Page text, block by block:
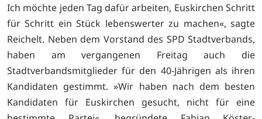
Ich möchte jeden Tag dafür arbeiten, Euskirchen Schritt
für Schritt ein Stück lebenswerter zu machen«, sagte
Reichelt. Neben dem Vorstand des SPD Stadtverbands,
haben am vergangenen Freitag auch die
Stadtverbandsmitglieder für den 40-Jährigen als ihren
Kandidaten gestimmt. »Wir haben nach dem besten
Kandidaten für Euskirchen gesucht, nicht für eine